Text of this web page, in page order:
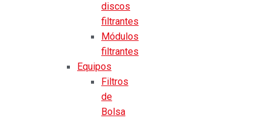
discos
filtrantes
Módulos
filtrantes
Equipos
Filtros
de
Bolsa